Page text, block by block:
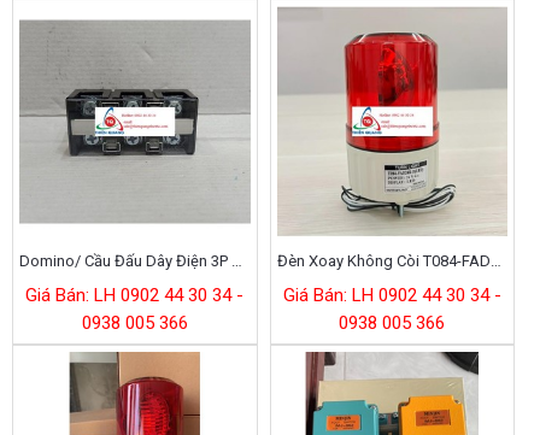
Giá Bán: LH 0902 44 30 34 -
0938 005 366
Giá Bán: LH 0902 44 30 34 -
0938 005 366